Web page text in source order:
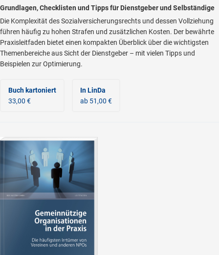
Grundlagen, Checklisten und Tipps für Dienstgeber und Selbständige
Die Komplexität des Sozialversicherungsrechts und dessen Vollziehung
führen häufig zu hohen Strafen und zusätzlichen Kosten. Der bewährte
Praxisleitfaden bietet einen kompakten Überblick über die wichtigsten
Themenbereiche aus Sicht der Dienstgeber – mit vielen Tipps und
Beispielen zur Optimierung.
Buch kartoniert
33,00 €
In LinDa
ab 51,00 €